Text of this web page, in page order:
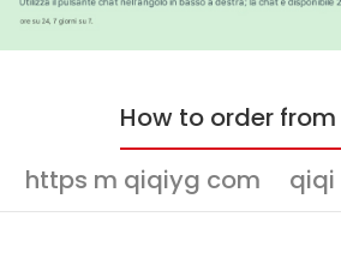
How to order
https m qiqiyg com
qiqi